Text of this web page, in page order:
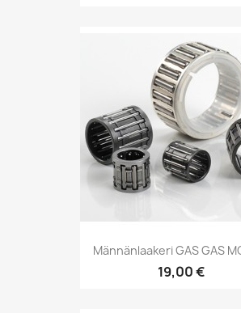
Männänlaakeri GAS GAS
19,00 €